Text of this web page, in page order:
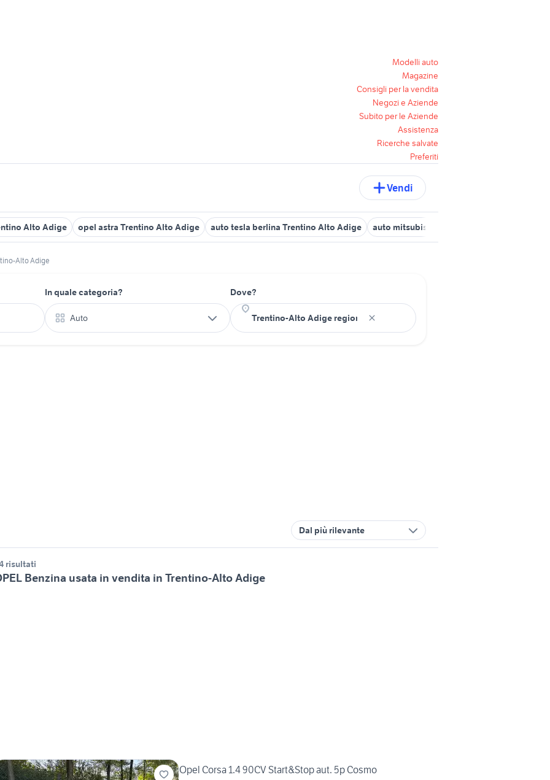
Modelli auto
Magazine
Consigli per la vendita
Negozi e Aziende
Subito per le Aziende
Assistenza
Ricerche salvate
Preferiti
Vendi
Alto Adige opel astra Trentino Alto Adige auto tesla berlina Trentino Alto Adige auto mitsubishi colt Trentino Alto Adige
Alto Adige
In quale categoria?
Auto
Dove?
Dal più rilevante
risultati
Benzina usata in vendita in Trentino-Alto Adige
Opel Corsa 1.4 90CV Start&Stop aut. 5p Cosmo